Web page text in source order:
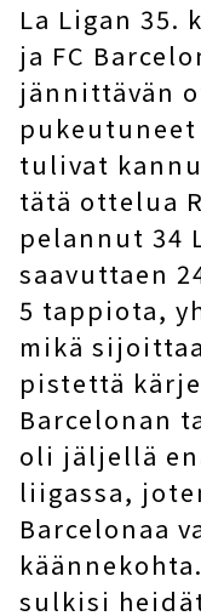
La Ligan 35.
ja FC
jännittävän
pukeutuneet
tulivat
tätä ottelua
pelannut 34
saavuttaen
5 tappiota,
mikä
pistettä
Barcelonan
oli jäljellä
liigassa,
Barcelonaa
sulkisi